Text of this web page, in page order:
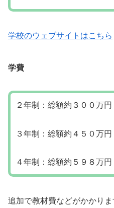
学校のウェブサイトはこちら
学費
２年制：総額約３００万円
３年制：総額約４５０万円
４年制：総額約５９８万円
追加で教材費などがかかりま